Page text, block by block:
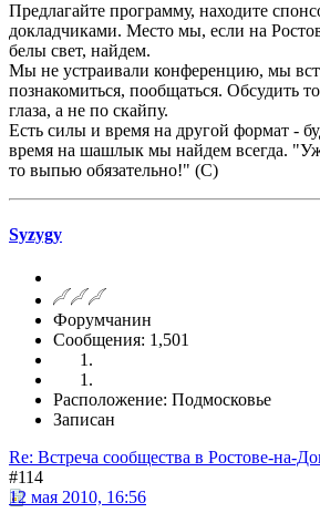
Предлагайте программу, находите
докладчиками. Место мы, если на
белы свет, найдем.
Мы не устраивали конференцию, мы
познакомиться, пообщаться. Обсудить
глаза, а не по скайпу.
Есть силы и время на другой формат -
время на шашлык мы найдем всегда.
то выпью обязательно!" (С)
Syzygy
Форумчанин
Сообщения: 1,501
Расположение: Подмосковье
Записан
Re: Встреча сообщества в Ростове-на-
#114
12 мая 2010, 16:56